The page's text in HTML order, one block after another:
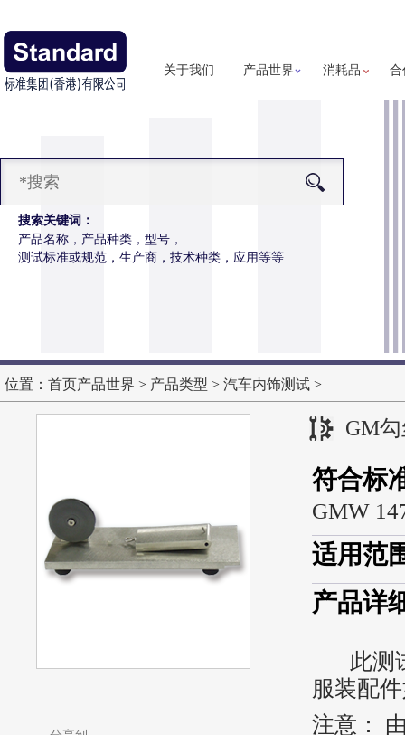
关于我们 产品世界 消耗品 合
搜索关键词：
产品名称，产品种类，型号，
测试标准或规范，生产商，技术种类，应用等等
位置： 首页产品世界 > 产品类型 > 汽车内饰测试 >
GM
符合标
GMW
适用范
产品详
此测试
服装配
注意：